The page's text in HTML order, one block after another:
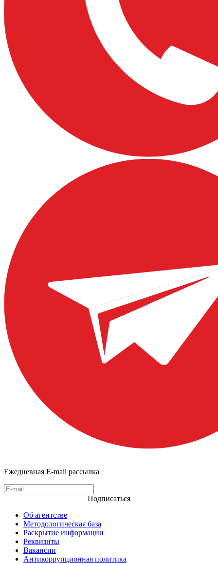
Ежедневная E-mail рассылка
Подписаться
Об агентстве
Методологическая база
Раскрытие информации
Реквизиты
Вакансии
Антикоррупционная политика